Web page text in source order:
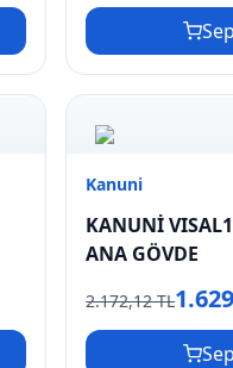
Kanuni
KANUNİ
ANA GÖVDE
2.172,12 TL